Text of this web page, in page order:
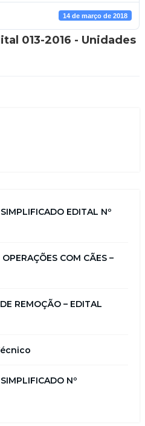
14 de março de 2018
013-2016 - Unidades
EDITAL Nº
COM CÃES –
REMOÇÃO – EDITAL
Nº